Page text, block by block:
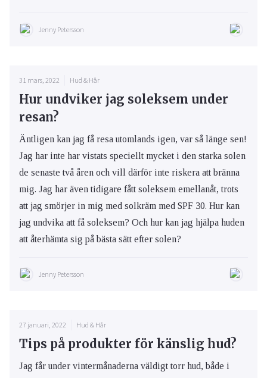
Jenny Petersson
31 mars, 2022 Hud & Hår
Hur undviker jag soleksem under
resan?
Äntligen kan jag få resa utomlands igen, var så länge sen!
Jag har inte har vistats speciellt mycket i den starka solen
de senaste två åren och vill därför inte riskera att bränna
mig. Jag har även tidigare fått soleksem emellanåt, trots
att jag smörjer in mig med solkräm med SPF 30. Hur kan
jag undvika att få soleksem? Och hur kan jag hjälpa huden
att återhämta sig på bästa sätt efter solen?
Jenny Petersson
27 januari, 2022 Hud & Hår
Tips på produkter för känslig hud?
Jag får under vintermånaderna väldigt torr hud, både i